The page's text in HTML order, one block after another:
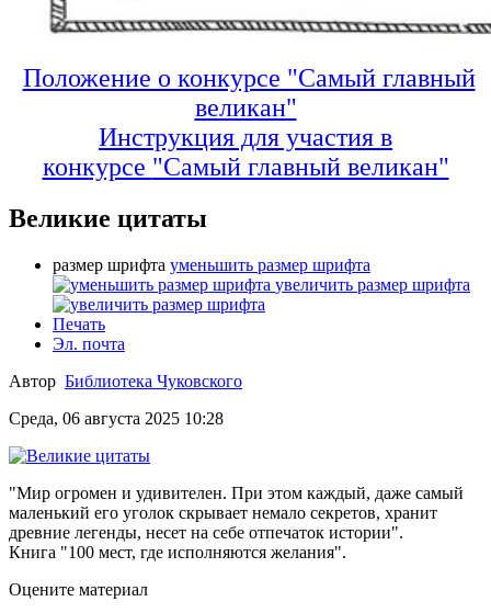
Положение о конкурсе "Самый главный
великан"
Инструкция для участия в
конкурсе "Самый главный великан"
Великие цитаты
размер шрифта уменьшить размер шрифта
увеличить размер шрифта
Печать
Эл. почта
Автор Библиотека Чуковского
Среда, 06 августа 2025 10:28
"Мир огромен и удивителен. При этом каждый, даже самый
маленький его уголок скрывает немало секретов, хранит
древние легенды, несет на себе отпечаток истории".
Книга "100 мест, где исполняются желания".
Оцените материал